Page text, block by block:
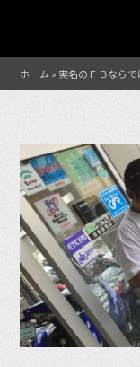
ホーム » 実名のＦＢなら